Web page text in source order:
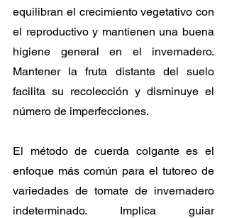
equilibran el crecimiento vegetativo con
el reproductivo y mantienen una buena
higiene general en el invernadero.
Mantener la fruta distante del suelo
facilita su recolección y disminuye el
número de imperfecciones.
El método de cuerda colgante es el
enfoque más común para el tutoreo de
variedades de tomate de invernadero
indeterminado. Implica guiar